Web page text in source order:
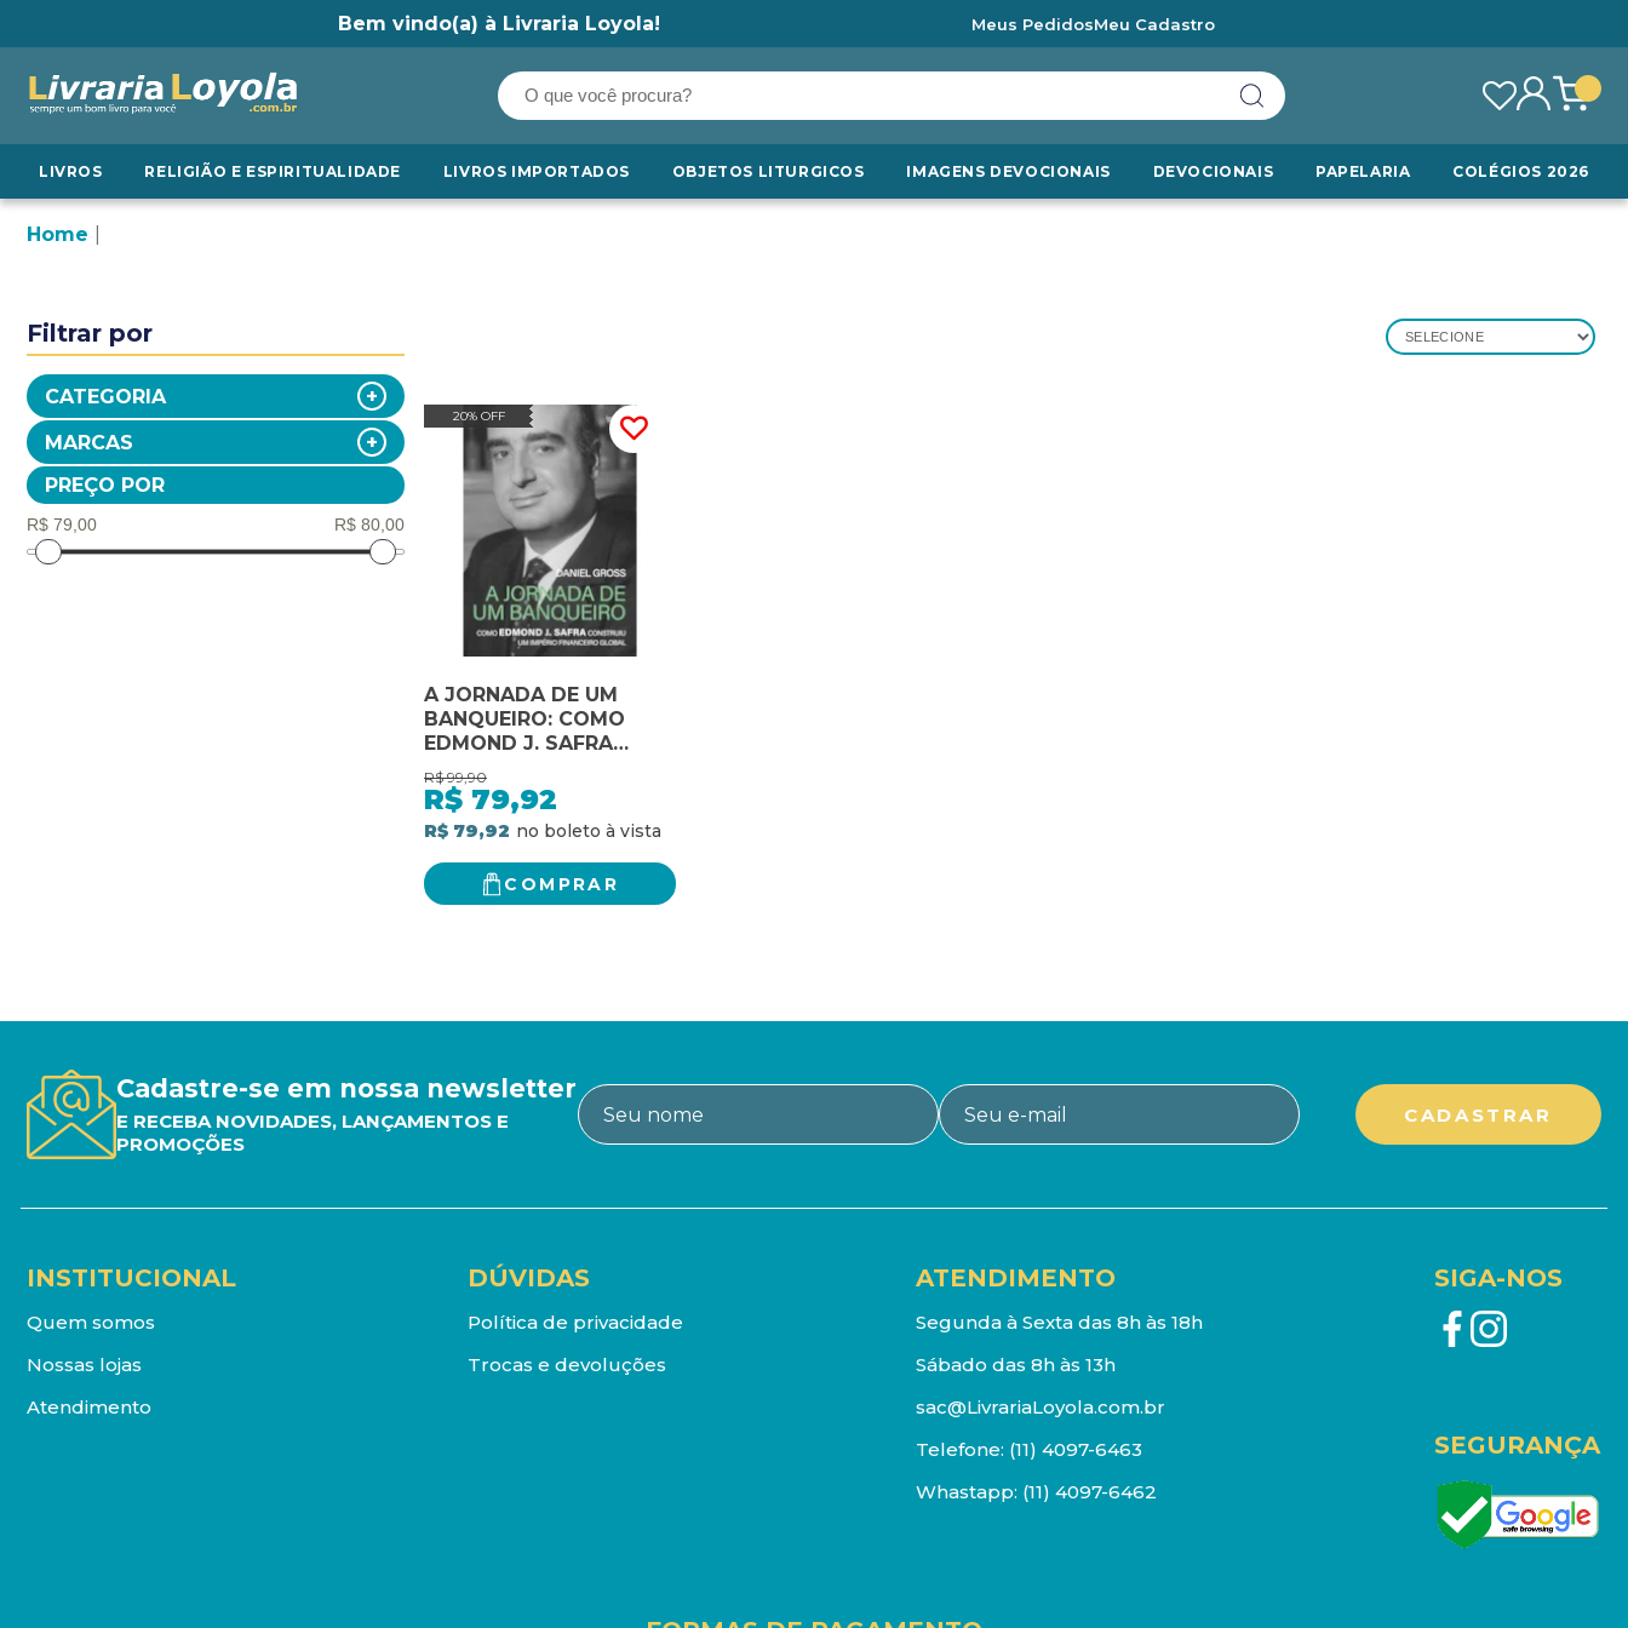
Bem vindo(a) à Livraria Loyola! Meus PedidosMeu Cadastro
LIVROS RELIGIÃO E ESPIRITUALIDADE LIVROS IMPORTADOS OBJETOS LITURGICOS IMAGENS DEVOCIONAIS DEVOCIONAIS PAPELARIA COLÉGIOS 2026
Home
Filtrar por
CATEGORIA
MARCAS
PREÇO POR
SELECIONE
20% OFF
A JORNADA DE UM
BANQUEIRO: COMO
EDMOND J. SAFRA
CONSTRUIU UM
IMPÉRIO FINANCEIRO
GLOBAL
R$ 99,90
R$ 79,92
R$ 79,92
COMPRAR
Cadastre-se em nossa newsletter
E RECEBA NOVIDADES, LANÇAMENTOS E
PROMOÇÕES
INSTITUCIONAL
Quem somos
Nossas lojas
Atendimento
DÚVIDAS
Política de privacidade
Trocas e devoluções
ATENDIMENTO
Segunda à Sexta das 8h às 18h
Sábado das 8h às 13h
sac@LivrariaLoyola.com.br
Telefone: (11) 4097-6463
Whastapp: (11) 4097-6462
SIGA-NOS
SEGURANÇA